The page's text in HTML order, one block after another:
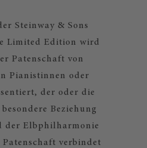
Steinway & Sons
Limited Edition wird
Patenschaft von
Pianistinnen oder
der oder die
Beziehung
der Elbphilharmonie
Patenschaft verbindet